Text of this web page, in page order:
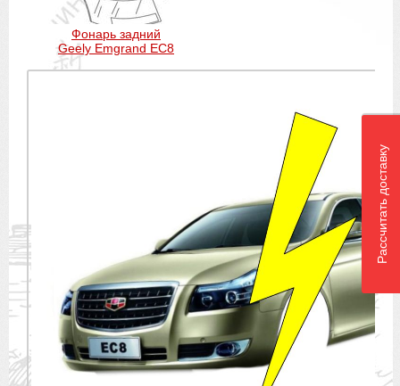
Фонарь задний
Geely Emgrand EC8
Рассчитать доставку